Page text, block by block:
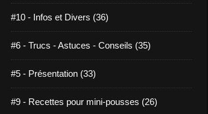
#10 - Infos et Divers (36)
#6 - Trucs - Astuces - Conseils (35)
#5 - Présentation (33)
#9 - Recettes pour mini-pousses (26)